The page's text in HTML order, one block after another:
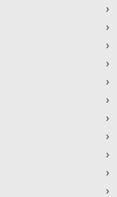
›
›
›
›
›
›
›
›
›
›
›